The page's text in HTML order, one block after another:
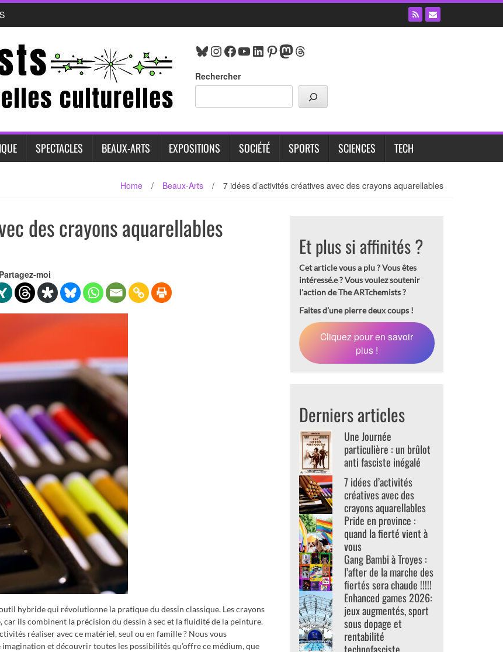
Bluesky
Instagram
Facebook
YouTube
LinkedIn
Pinterest
Mastodon
Threads
Rechercher
SPECTACLES BEAUX-ARTS EXPOSITIONS SOCIÉTÉ SPORTS SCIENCES TECH
Home / Beaux-Arts / 7 idées d’activités créatives avec des crayons aquarellables
des crayons aquarellables
Partagez-moi
hybride qui révolutionne la pratique du dessin classique. Les crayons
ils combinent la précision du dessin à sec et la fluidité de la peinture.
réaliser avec ce matériel, seul ou en famille ? Nous vous
et découvrir toutes les possibilités qu’offre ce médium, que
Et plus si affinités ?
Cet article vous a plu ? Vous êtes
intéressé.e ? Vous voulez soutenir
l’action de The ARTchemists ?
Faites d’une pierre deux coups !
Cliquez pour en savoir
plus !
Derniers articles
Une Journée
particulière : un brûlot
anti fasciste inégalé
7 idées d’activités
créatives avec des
crayons aquarellables
Pride en province :
quand la fierté vient à
vous
Gang Bambi à Troyes :
l’after de la marche des
fiertés sera chaude !!!!!
Enhanced games 2026:
jeux augmentés, sport
sous dopage et
rentabilité